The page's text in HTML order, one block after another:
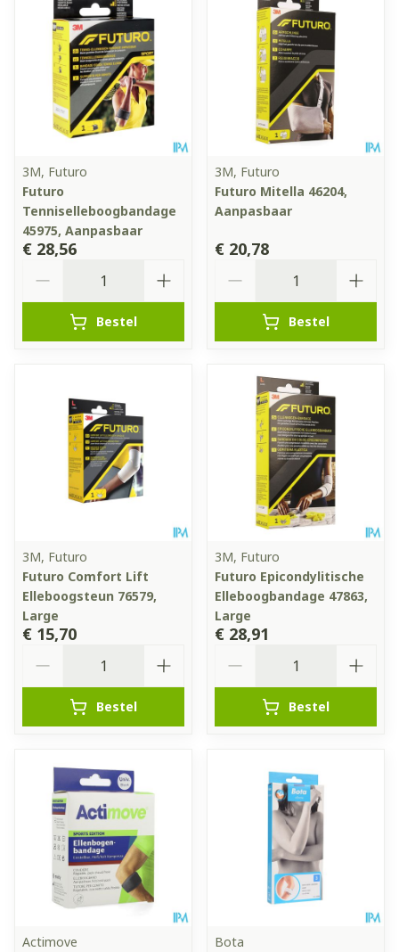
3M, Futuro
Futuro
Tenniselleboogbandage
45975, Aanpasbaar
€ 28,56
Bestel
3M, Futuro
Futuro Mitella 46204,
Aanpasbaar
€ 20,78
Bestel
3M, Futuro
Futuro Comfort Lift
Elleboogsteun 76579,
Large
€ 15,70
Bestel
3M, Futuro
Futuro Epicondylitische
Elleboogbandage 47863,
Large
€ 28,91
Bestel
Actimove
Bota